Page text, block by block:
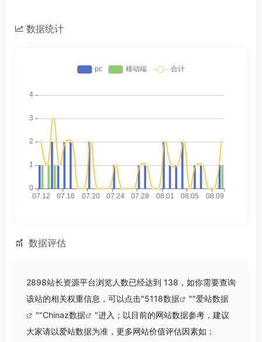
数据统计
数据评估
2898站长资源平台浏览人数已经达到 138，如你需要查询
该站的相关权重信息，可以点击"5118数据 ""爱站数据
""Chinaz数据
"进入；以目前的网站数据参考，建议
大家请以爱站数据为准，更多网站价值评估因素如：